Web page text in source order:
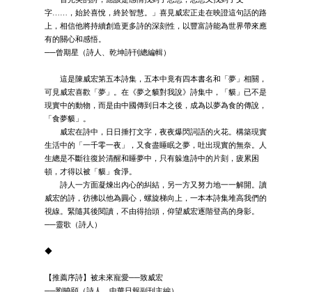
字……，始於喜悅，終於智慧。」喜見威宏正走在映證這句話的路
上，相信他將持續創造更多詩的深刻性，以豐富詩能為世界帶來應
有的關心和感悟。
──曾期星（詩人、乾坤詩刊總編輯）
這是陳威宏第五本詩集，五本中竟有四本書名和「夢」相關，
可見威宏喜歡「夢」。在《夢之貘對我說》詩集中，「貘」已不是
現實中的動物，而是由中國傳到日本之後，成為以夢為食的傳說，
「食夢貘」。
威宏在詩中，日日捶打文字，夜夜爆閃詞語的火花。構築現實
生活中的「一千零一夜」，又食盡睡眠之夢，吐出現實的無奈。人
生總是不斷往復於清醒和睡夢中，只有躲進詩中的片刻，疲累困
頓，才得以被「貘」食淨。
詩人一方面凝煉出內心的糾結，另一方又努力地一一解開。讀
威宏的詩，彷彿以他為圓心，螺旋梯向上，一本本詩集堆高我們的
視線。緊隨其後閱讀，不由得抬頭，仰望威宏逐階登高的身影。
──靈歌（詩人）
◆
【推薦序詩】被未來寵愛──致威宏